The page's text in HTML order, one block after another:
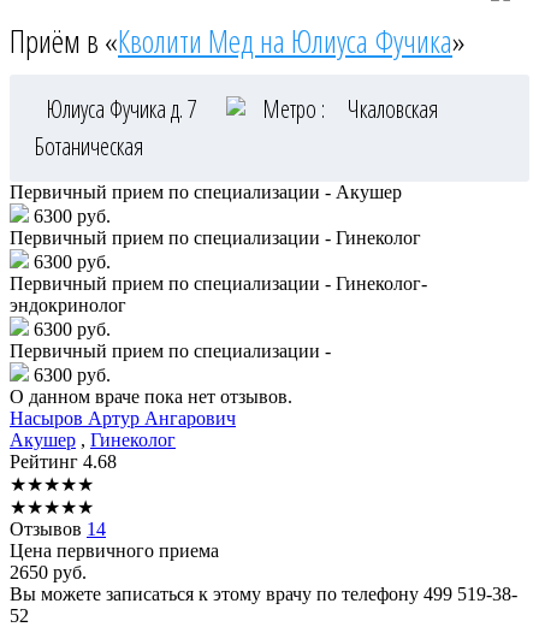
Приём в «Кволити Мед на Юлиуса Фучика»
Юлиуса Фучика д. 7 Метро :
Чкаловская
Ботаническая
Первичный прием по специализации - Акушер
6300 руб.
Первичный прием по специализации - Гинеколог
6300 руб.
Первичный прием по специализации - Гинеколог-
эндокринолог
6300 руб.
Первичный прием по специализации -
6300 руб.
О данном враче пока нет отзывов.
Насыров Артур Ангарович
Акушер , Гинеколог
Рейтинг 4.68
★★★★★
★★★★★
Отзывов 14
Цена первичного приема
2650 руб.
Вы можете записаться к этому врачу по телефону 499 519-38-
52